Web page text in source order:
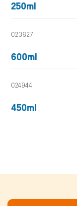
Γάτα
250ml
600ml
023627
450ml
024944